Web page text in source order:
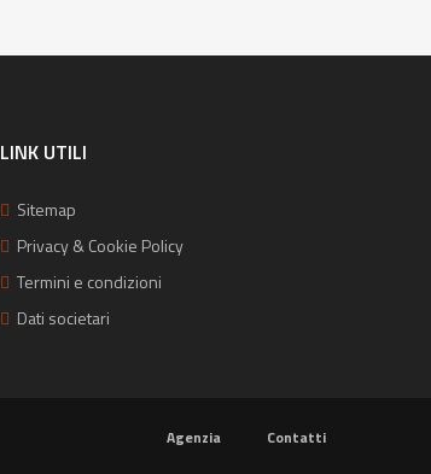
LINK UTILI
Sitemap
Privacy & Cookie Policy
Termini e condizioni
Dati societari
Agenzia Contatti